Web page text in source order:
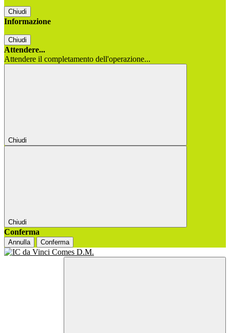
Chiudi
Informazione
Chiudi
Attendere...
Attendere il completamento dell'operazione...
Chiudi
Chiudi
Conferma
Annulla Conferma